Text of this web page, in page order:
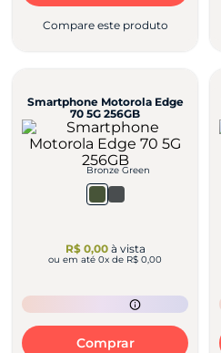
Compare este produto
Smartphone Motorola Edge
70 5G 256GB
Bronze Green
R$ 0,00à vista
ou em até 0x de R$ 0,00
Comprar